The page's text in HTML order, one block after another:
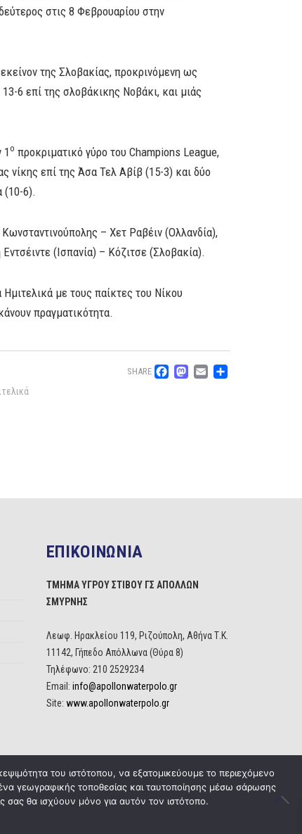
στις 8 Φεβρουαρίου στην
της Σλοβακίας, προκρινόμενη ως
6 επί της σλοβάκικης Νοβάκι, και μιάς
1ο προκριματικό γύρο του Champions League,
νίκης επί της Άσα Τελ Αβίβ (15-3) και δύο
(10-6).
– Χετ Ραβέιν (Ολλανδία),
(Ισπανία) – Κόζιτσε (Σλοβακία).
με τους παίκτες του Νίκου
πραγματικότητα.
SHARE Facebook
Mastodon
Email
ΕΠΙΚΟΙΝΩΝΙΑ
ΤΜΗΜΑ ΥΓΡΟΥ ΣΤΙΒΟΥ ΓΣ ΑΠΟΛΛΩΝ
ΣΜΥΡΝΗΣ
Λεωφ. Ηρακλείου 119, Ριζούπολη, Αθήνα Τ.Κ.
11142, Γήπεδο Απόλλωνα (Θύρα 8)
Τηλέφωνο: 210 2529234
Email: info@apollonwaterpolo.gr
Site: www.apollonwaterpolo.gr
του ιστότοπου, να εξατομικεύουμε το περιεχόμενο
γεωγραφικής τοποθεσίας και ταυτοποίησης μέσω σάρωσης
σας θα ισχύουν μόνο για αυτόν τον ιστότοπο.